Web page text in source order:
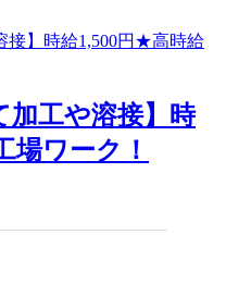
加工や溶接】時
場ワーク！